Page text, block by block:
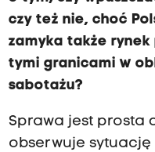
czy też nie, choć
zamyka także rynek
tymi granicami w
sabotażu?
Sprawa jest prosta
obserwuje sytuację